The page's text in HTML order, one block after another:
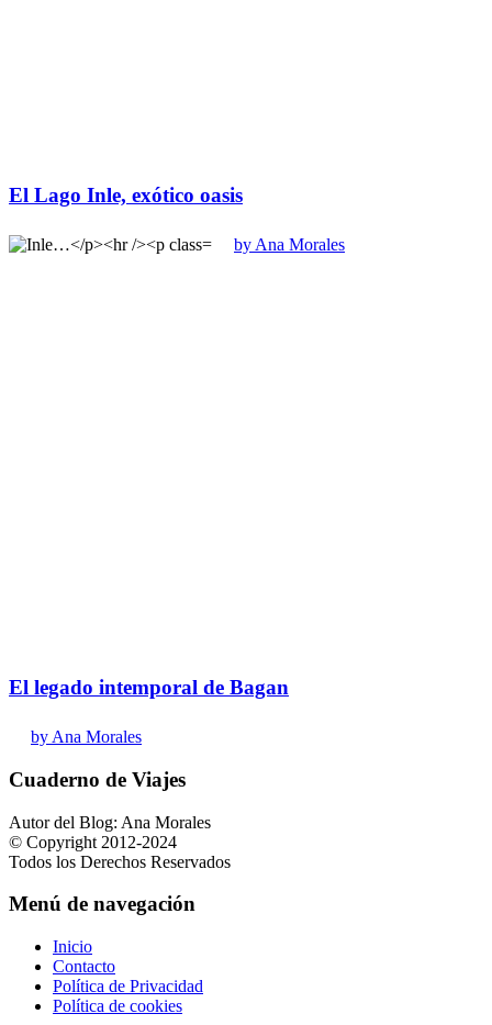
El Lago Inle, exótico oasis
by Ana Morales
El legado intemporal de Bagan
by Ana Morales
Cuaderno de Viajes
Autor del Blog: Ana Morales
© Copyright 2012-2024
Todos los Derechos Reservados
Menú de navegación
Inicio
Contacto
Política de Privacidad
Política de cookies